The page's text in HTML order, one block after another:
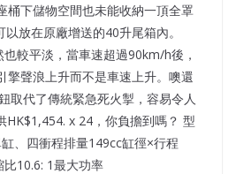
桶下儲物空間也未能收納一頂全罩
放在原廠增送的40升尾箱內。
較平淡，當車速超過90km/h後，
擎聲浪上升而不是車速上升。噢還
取代了傳統緊急死火掣，容易令人
HK$1,454. x 24，你負擔到嗎？ 型
、四衝程排量149cc缸徑×行程
10.6: 1最大功率